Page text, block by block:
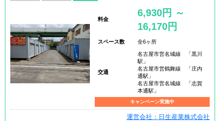
料金
6,930円 ～
16,170円
スペース数 全6ヶ所
交通
名古屋市営名城線 「黒川
駅」
名古屋市営鶴舞線 「庄内
通駅」
名古屋市営名城線 「志賀
本通駅」
キャンペーン実施中
運営会社：日生産業株式会社